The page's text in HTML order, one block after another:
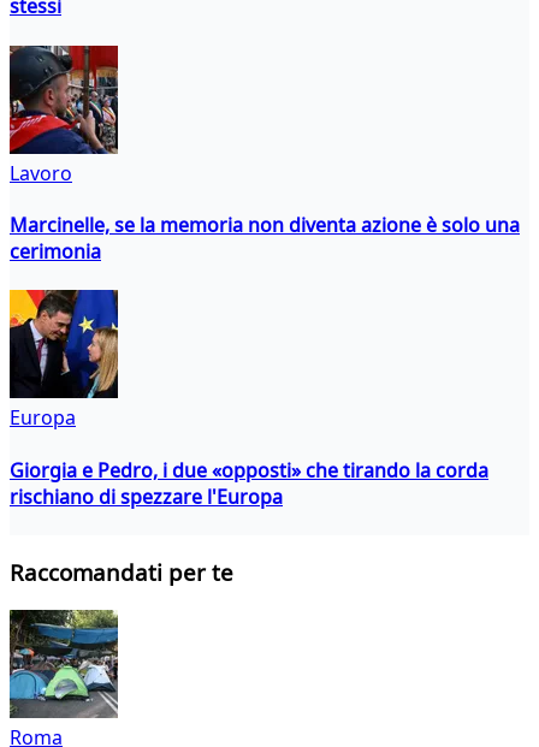
stessi
Lavoro
Marcinelle, se la memoria non diventa azione è solo una
cerimonia
Europa
Giorgia e Pedro, i due «opposti» che tirando la corda
rischiano di spezzare l'Europa
Raccomandati per te
Roma